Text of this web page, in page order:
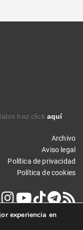
haz click aquí
Archivo
Aviso legal
Política de privacidad
Política de cookies
experiencia en